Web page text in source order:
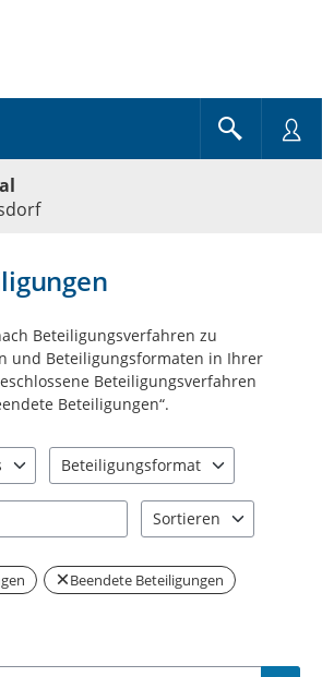
Beteiligungsverfahren zu
und Beteiligungsformaten in Ihrer
Beteiligungsverfahren
Beteiligungen“.
Beteiligungsformat
Sortieren
Beendete Beteiligungen